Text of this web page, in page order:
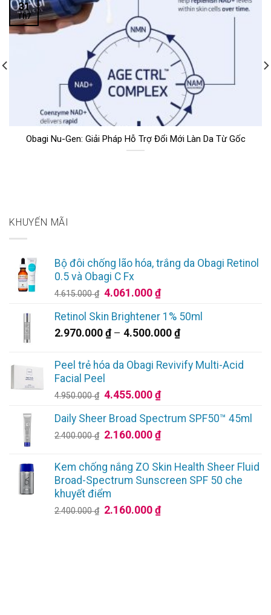
Obagi Nu-Gen: Giải Pháp Hỗ Trợ Đổi Mới Làn Da Từ Gốc
31
Th7
KHUYẾN MÃI
Bộ đôi chống lão hóa, trắng da Obagi Retinol
0.5 và Obagi C Fx
4.615.000₫ Giá
là:
4.615.000 ₫.
4.061.000₫Giá
tại
là:
Retinol Skin Brightener 1% 50ml
2.970.000 ₫ – 4.500.000 ₫Khoảng
từ
2.970.000 ₫
Peel trẻ hóa da Obagi Revivify Multi-Acid
Facial Peel
4.950.000₫ Giá
là:
4.950.000 ₫.
4.455.000₫Giá
tại
là:
Daily Sheer Broad Spectrum SPF50™ 45ml
2.400.000₫ Giá
là:
2.400.000 ₫.
2.160.000₫Giá
tại
là:
Kem chống nắng ZO Skin Health Sheer Fluid
Broad-Spectrum Sunscreen SPF 50 che
khuyết điểm
2.400.000₫ Giá
2.160.000₫Giá